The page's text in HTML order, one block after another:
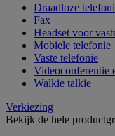
Draadloze
Fax
Headset voor
Mobiele telefonie
Vaste telefonie
Videoconferentie
Walkie talkie
Verkiezing
Bekijk de hele